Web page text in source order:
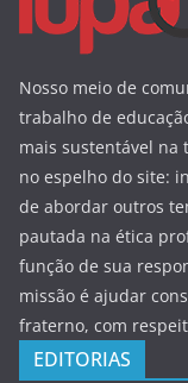
Nosso meio de
trabalho de
mais sustentável na
no espelho do site:
de abordar outros
pautada na ética
função de sua
missão é ajudar
fraterno, com
EDITORIAS